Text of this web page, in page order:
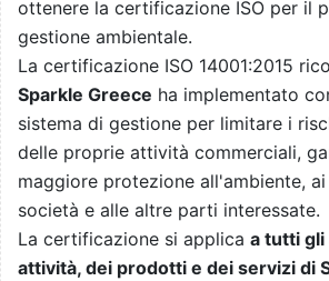
ottenere la certificazione ISO per il
gestione ambientale.
La certificazione ISO 14001:2015
Sparkle Greece ha implementato
sistema di gestione per limitare i
delle proprie attività commerciali,
maggiore protezione all'ambiente,
società e alle altre parti interessate.
La certificazione si applica a tutti gli
attività, dei prodotti e dei servizi di